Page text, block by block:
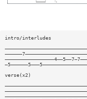
intro/interludes
verse(x2)